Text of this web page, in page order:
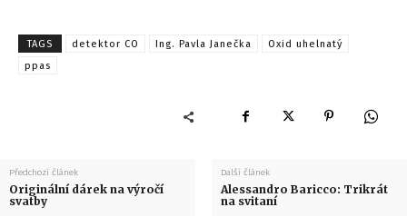
TAGS detektor CO Ing. Pavla Janečka
Oxid uhelnatý
ppas
Předchozí článek
Originální dárek na výročí
svatby
Další článek
Alessandro Baricco: Trikrát
na svitaní